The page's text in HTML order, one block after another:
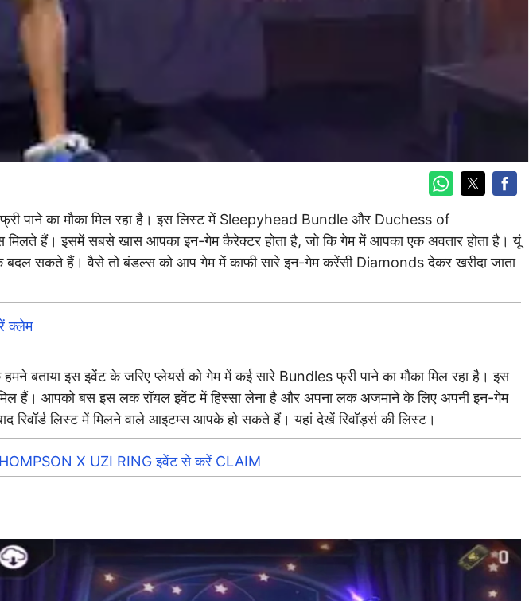
पाने का मौका मिल रहा है। इस लिस्ट में Sleepyhead Bundle और Duchess of
हैं। इसमें सबसे खास आपका इन-गेम कैरेक्टर होता है, जो कि गेम में आपका एक अवतार होता है। यूं
सकते हैं। वैसे तो बंडल्स को आप गेम में काफी सारे इन-गेम करेंसी Diamonds देकर खरीदा जाता
क्लेम
बताया इस इवेंट के जरिए प्लेयर्स को गेम में कई सारे Bundles फ्री पाने का मौका मिल रहा है। इस
आपको बस इस लक रॉयल इवेंट में हिस्सा लेना है और अपना लक अजमाने के लिए अपनी इन-गेम
लिस्ट में मिलने वाले आइटम्स आपके हो सकते हैं। यहां देखें रिवॉर्ड्स की लिस्ट।
X UZI RING इवेंट से करें CLAIM